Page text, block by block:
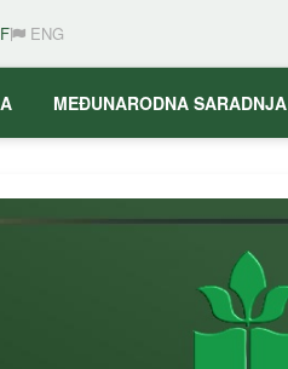
ENG
MEĐUNARODNA SARADNJA